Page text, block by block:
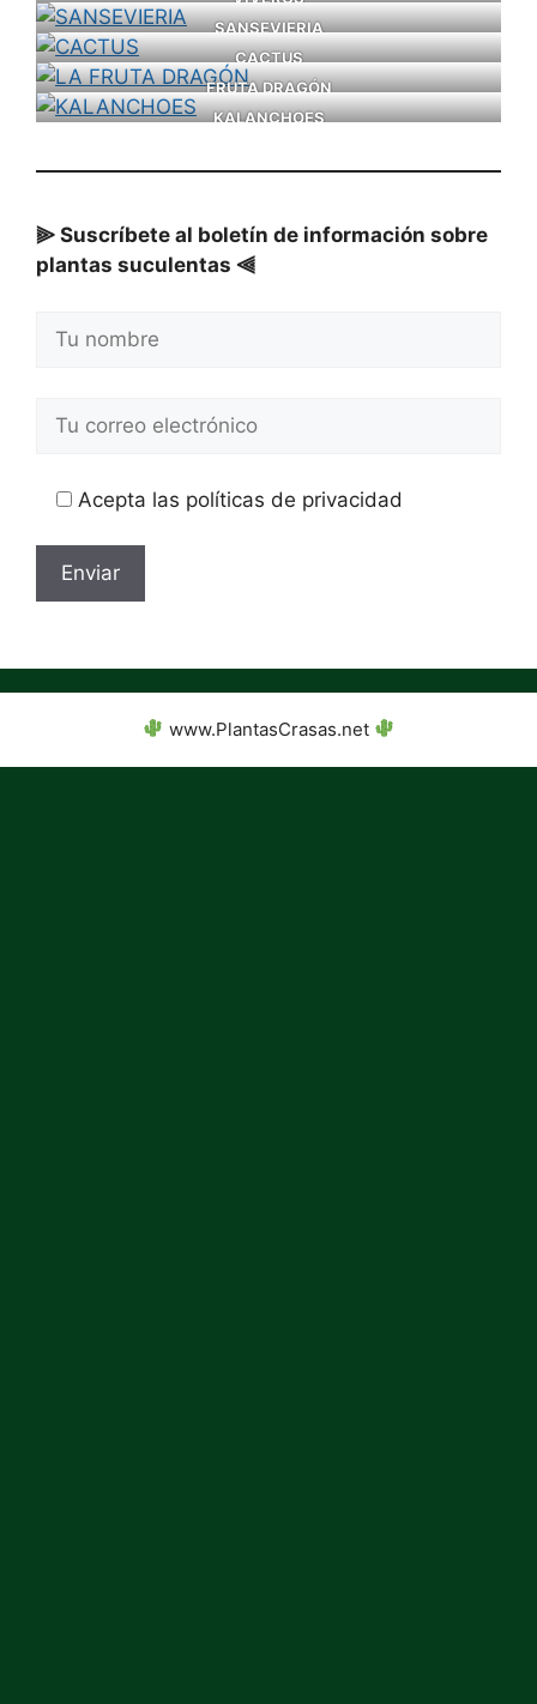
SANSEVIERIA
CACTUS
FRUTA DRAGÓN
KALANCHOES
⫸ Suscríbete al boletín de información sobre
plantas suculentas ⫷
Acepta las políticas de privacidad
www.PlantasCrasas.net